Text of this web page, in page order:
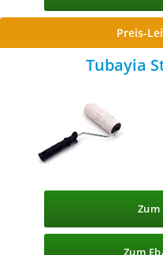
Preis-
Tubayia
Zum
Zum